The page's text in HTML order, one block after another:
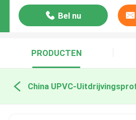
Bel nu
PRODUCTEN
China UPVC-